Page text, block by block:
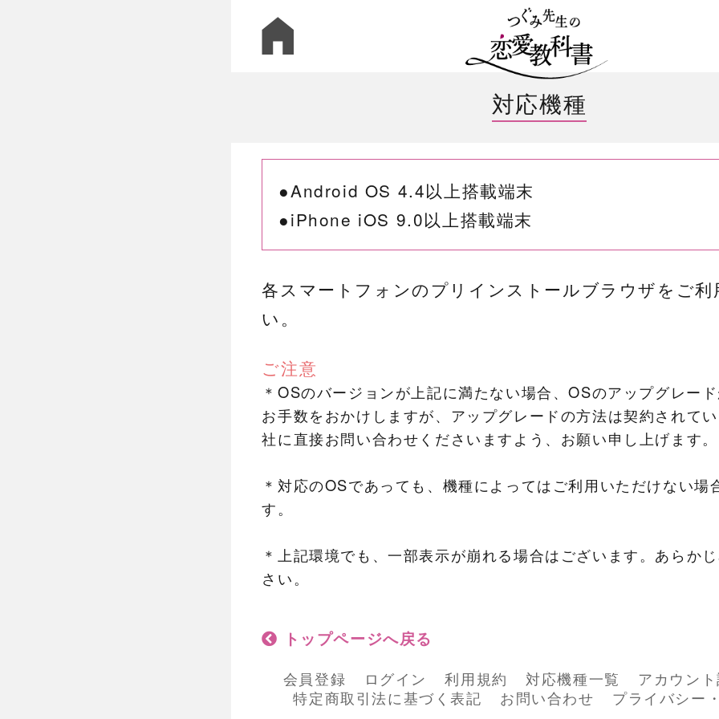
対応機種
●Android OS 4.4以上搭載端末
●iPhone iOS 9.0以上搭載端末
各スマートフォンのプリインストールブラウザをご利
い。
ご注意
＊OSのバージョンが上記に満たない場合、OSのアップグレー
お手数をおかけしますが、アップグレードの方法は契約されて
社に直接お問い合わせくださいますよう、お願い申し上げます。
＊対応のOSであっても、機種によってはご利用いただけない場
す。
＊上記環境でも、一部表示が崩れる場合はございます。あらか
さい。
トップページへ戻る
会員登録 ログイン 利用規約 対応機種一覧
アカウン
特定商取引法に基づく表記
お問い合わせ プライバシー